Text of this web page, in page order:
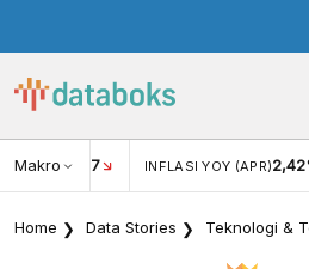
Makro
USD/IDR 17 INFLASI YOY (APR)
Home Data Stories Teknologi &